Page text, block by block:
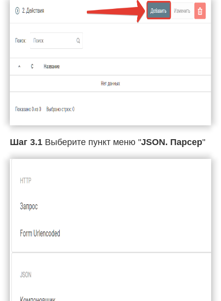
Шаг 3.1 Выберите пункт меню "JSON. Парсер"